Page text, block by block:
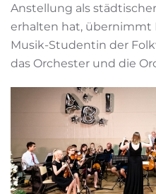
Anstellung als
erhalten hat, übernimmt
Musik-Studentin der
das Orchester und die